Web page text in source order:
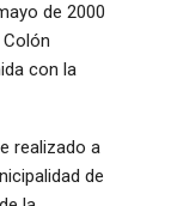
de 2000
con la
realizado a
de